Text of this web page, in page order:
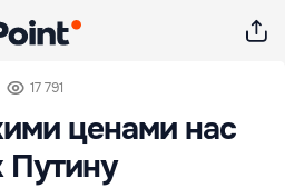
17 791
ценами нас
Путину